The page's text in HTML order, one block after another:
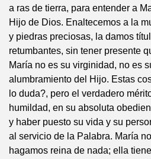
a ras de tierra, para entender a
Hijo de Dios. Enaltecemos a la
y piedras preciosas, la damos
retumbantes, sin tener presente
María no es su virginidad, no es
alumbramiento del Hijo. Estas
lo duda?, pero el verdadero
humildad, en su absoluta
y haber puesto su vida y su
al servicio de la Palabra. María
hagamos reina de nada; ella